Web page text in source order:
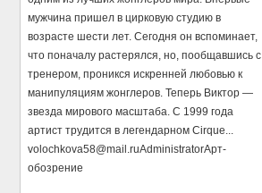
мужчина пришел в цирковую студию в
возрасте шести лет. Сегодня он вспоминает,
что поначалу растерялся, но, пообщавшись с
тренером, проникся искренней любовью к
манипуляциям жонглеров. Теперь Виктор —
звезда мирового масштаба. С 1999 года
артист трудится в легендарном Cirque...
volochkova58@mail.ruAdministratorАрт-
обозрение